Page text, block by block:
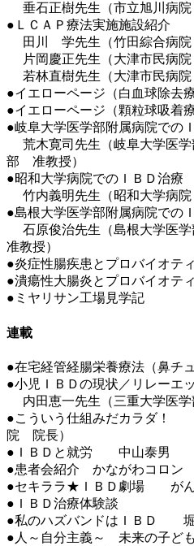
垂石正樹先生（市立旭川病
●ＬＣＡＰ療法実施施設紹介
田川 学先生（竹田綜合病
片岡慶正先生（大津市民病
若林直樹先生（大津市民病
●イエローページ（白血球除去療
●イエローページ（顆粒球吸着療
●岐阜大学医学部附属病院での
荒木寛司先生（岐阜大学医
部 准教授）
●昭和大学病院でのＩＢＤ治療
竹内義明先生（昭和大学病
●島根大学医学部附属病院での
石原俊治先生（島根大学医
准教授）
●炎症性腸疾患とプロバイオテ
●潰瘍性大腸炎とプロバイオテ
●ミヤリサン工場見学記
連載
●在宅経管経腸栄養療法（鼻チ
●小児ＩＢＤの現状／リレーエ
内田恵一先生（三重大学医
●こういう仕組みだカラダ！
院 院長）
●ＩＢＤと就労 中山泰男
●患者会紹介 かながわコロン
●セキララ★ＩＢＤ劇場 がん
●ＩＢＤ治療体験談
●私のハズバンドはＩＢＤ
●人～自分主義～ 未来の子ど